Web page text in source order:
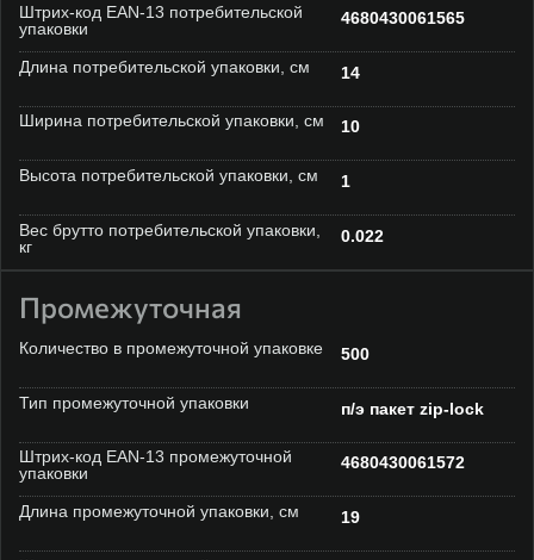
Штрих-код EAN-13 потребительской
упаковки
4680430061565
Длина потребительской упаковки, см 14
Ширина потребительской упаковки, см 10
Высота потребительской упаковки, см 1
Вес брутто потребительской упаковки,
кг
0.022
Промежуточная
Количество в промежуточной упаковке 500
Тип промежуточной упаковки п/э пакет zip-lock
Штрих-код EAN-13 промежуточной
упаковки
4680430061572
Длина промежуточной упаковки, см 19